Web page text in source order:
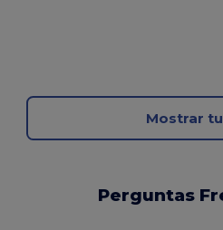
Mostrar
Perguntas